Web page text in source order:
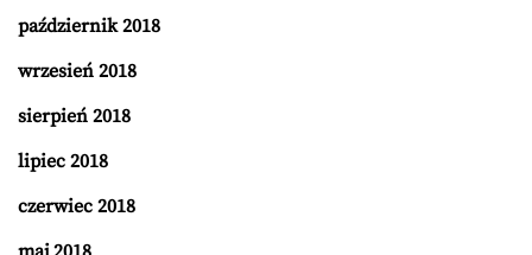
październik 2018
wrzesień 2018
sierpień 2018
lipiec 2018
czerwiec 2018